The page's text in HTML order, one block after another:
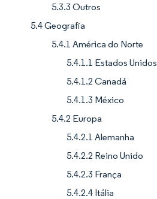
5.3.3 Outros
5.4 Geografia
5.4.1 América do Norte
5.4.1.1 Estados Unidos
5.4.1.2 Canadá
5.4.1.3 México
5.4.2 Europa
5.4.2.1 Alemanha
5.4.2.2 Reino Unido
5.4.2.3 França
5.4.2.4 Itália